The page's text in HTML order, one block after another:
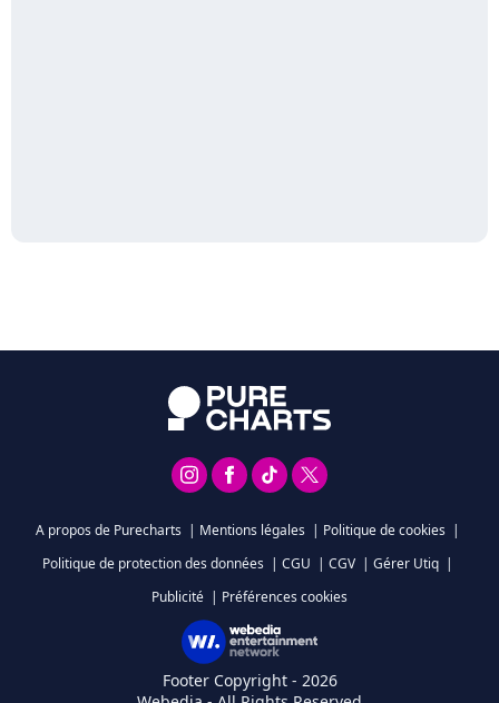
A propos de Purecharts | Mentions légales | Politique de cookies |
Politique de protection des données | CGU | CGV | Gérer Utiq |
Publicité | Préférences cookies
Footer Copyright - 2026